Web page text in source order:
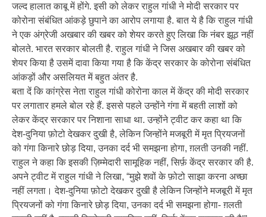
जल्द हालात काबू में होंगे. इसी को लेकर राहुल गांधी ने मोदी सरकार पर
कोरोना संबंधित आंकड़े छुपाने का आरोप लगाया है. बात ये है कि राहुल गांधी
ने एक अंग्रेजी अखबार की खबर को शेयर करते हुए लिखा कि नंबर झूठ नहीं
बोलते. भारत सरकार बोलती है. राहुल गांधी ने जिस अखबार की खबर को
शेयर किया है उसमें दावा किया गया है कि केंद्र सरकार के कोरोना संबंधित
आंकड़ों और असलियत में बहुत अंतर है.
बता दें कि कांग्रेस नेता राहुल गांधी कोरोना काल में केंद्र की मोदी सरकार
पर लगातार हमले बोल रहे हैं. इससे पहले उन्होंने गंगा में बहती लाशों को
लेकर केंद्र सरकार पर निशाना साधा था. उन्होंने ट्वीट कर कहा था कि
देश-दुनिया फ़ोटो देखकर दुखी है, लेकिन जिन्होंने मजबूरी में मृत प्रियजनों
को गंगा किनारे छोड़ दिया, उनका दर्द भी समझना होगा, ग़लती उनकी नहीं.
राहुल ने कहा कि इसकी ज़िम्मेदारी सामूहिक नहीं, सिर्फ़ केंद्र सरकार की है.
अपने ट्वीट में राहुल गांधी ने लिखा, “मुझे शवों के फ़ोटो साझा करना अच्छा
नहीं लगता। देश-दुनिया फ़ोटो देखकर दुखी है लेकिन जिन्होंने मजबूरी में मृत
प्रियजनों को गंगा किनारे छोड़ दिया, उनका दर्द भी समझना होगा- ग़लती